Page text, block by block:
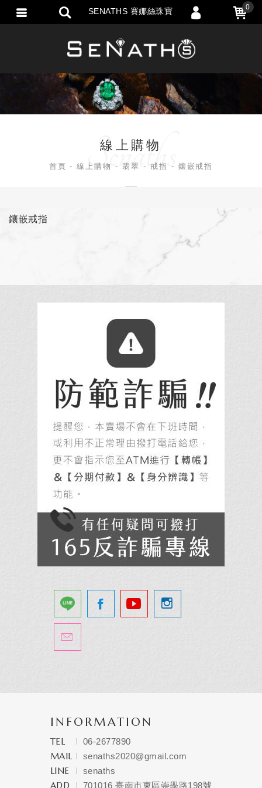
線上購物
首頁 線上購物 翡翠 戒指 鑲嵌戒指
鑲嵌戒指
INFORMATION
TEL 06-2677890
MAIL senaths2020@gmail.com
LINE senaths
ADD 701016 臺南市東區崇學路198號
SENATHS 賽娜絲珠寶 0
會員登入
會員註冊
忘記密碼
訂單查詢
匯款通知